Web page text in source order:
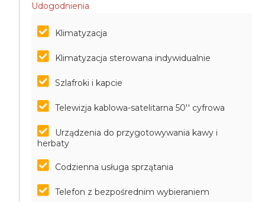
Udogodnienia
Klimatyzacja
Klimatyzacja sterowana indywidualnie
Szlafroki i kapcie
Telewizja kablowa-satelitarna 50'' cyfrowa
Urządzenia do przygotowywania kawy i
herbaty
Codzienna usługa sprzątania
Telefon z bezpośrednim wybieraniem